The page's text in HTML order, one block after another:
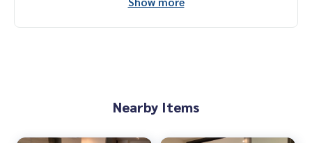
Nearby Items